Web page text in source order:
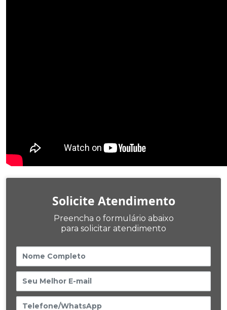
Solicite Atendimento
Preencha o formulário abaixo
para solicitar atendimento